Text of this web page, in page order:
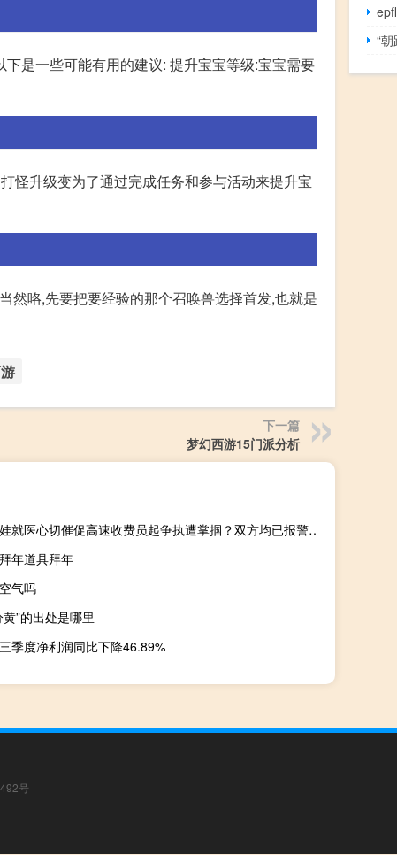
是一些可能有用的建议: 提升宝宝等级:宝宝需要
怪升级变为了通过完成任务和参与活动来提升宝
然咯,先要把要经验的那个召唤兽选择首发,也就是
下一篇
梦幻西游15门派分析
湖北一男子带娃就医心切催促高速收费员起争执遭掌掴？双方均已报警 到底什么情况嘞
年道具拜年
气吗
”的出处是哪里
季度净利润同比下降46.89%
“
号